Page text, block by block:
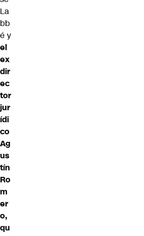
La
bb
é y
el
ex
dir
ec
tor
jur
ídi
co
Ag
us
tín
Ro
m
er
o,
qu